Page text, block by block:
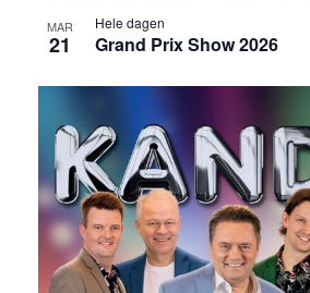
MAR
21
Hele dagen
Grand Prix Show 2026